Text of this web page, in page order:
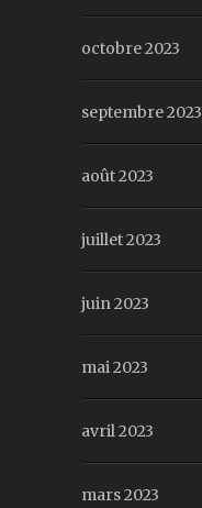
octobre 2023
septembre 2023
août 2023
juillet 2023
juin 2023
mai 2023
avril 2023
mars 2023